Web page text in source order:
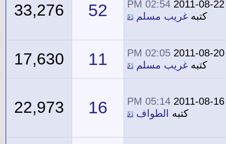
2011-08-22
02:54 PM
كتبه غريب مسلم 52
33,276
2011-08-20
02:05 PM
كتبه غريب مسلم 11
17,630
2011-08-16
05:14 PM
كتبه
الطواف 16
22,973